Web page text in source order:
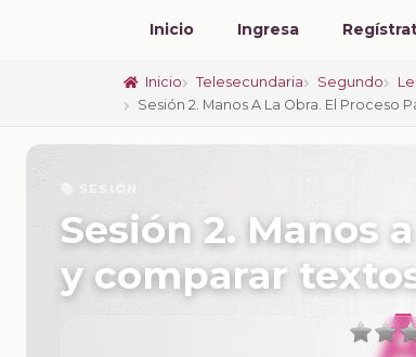
Inicio Ingresa
Inicio Telesecundaria Segundo
Sesión 2. Manos A La Obra. El Proceso
📚 SESIÓN
Sesión 2. Manos
y comparar